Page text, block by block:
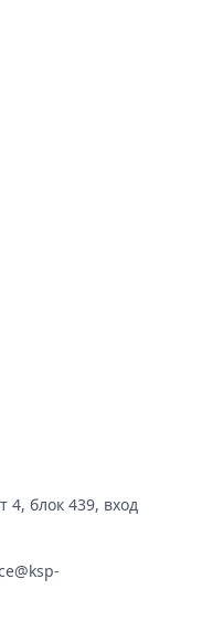
4, блок 439, вход